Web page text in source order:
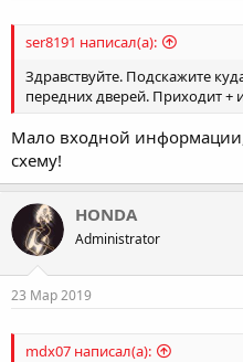
ser8191 написал(а):
Здравствуйте. Подскажите
передних дверей. Приходит +
Мало входной
схему!
HONDA
Administrator
23 Мар 2019
mdx07 написал(а):